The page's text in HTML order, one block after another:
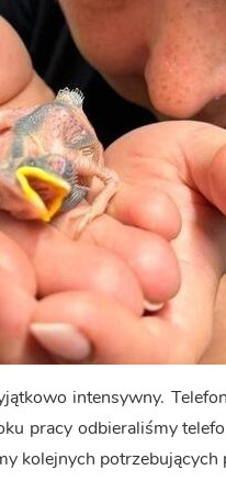
intensywny.
pracy odbieraliśmy
kolejnych potrzebujących